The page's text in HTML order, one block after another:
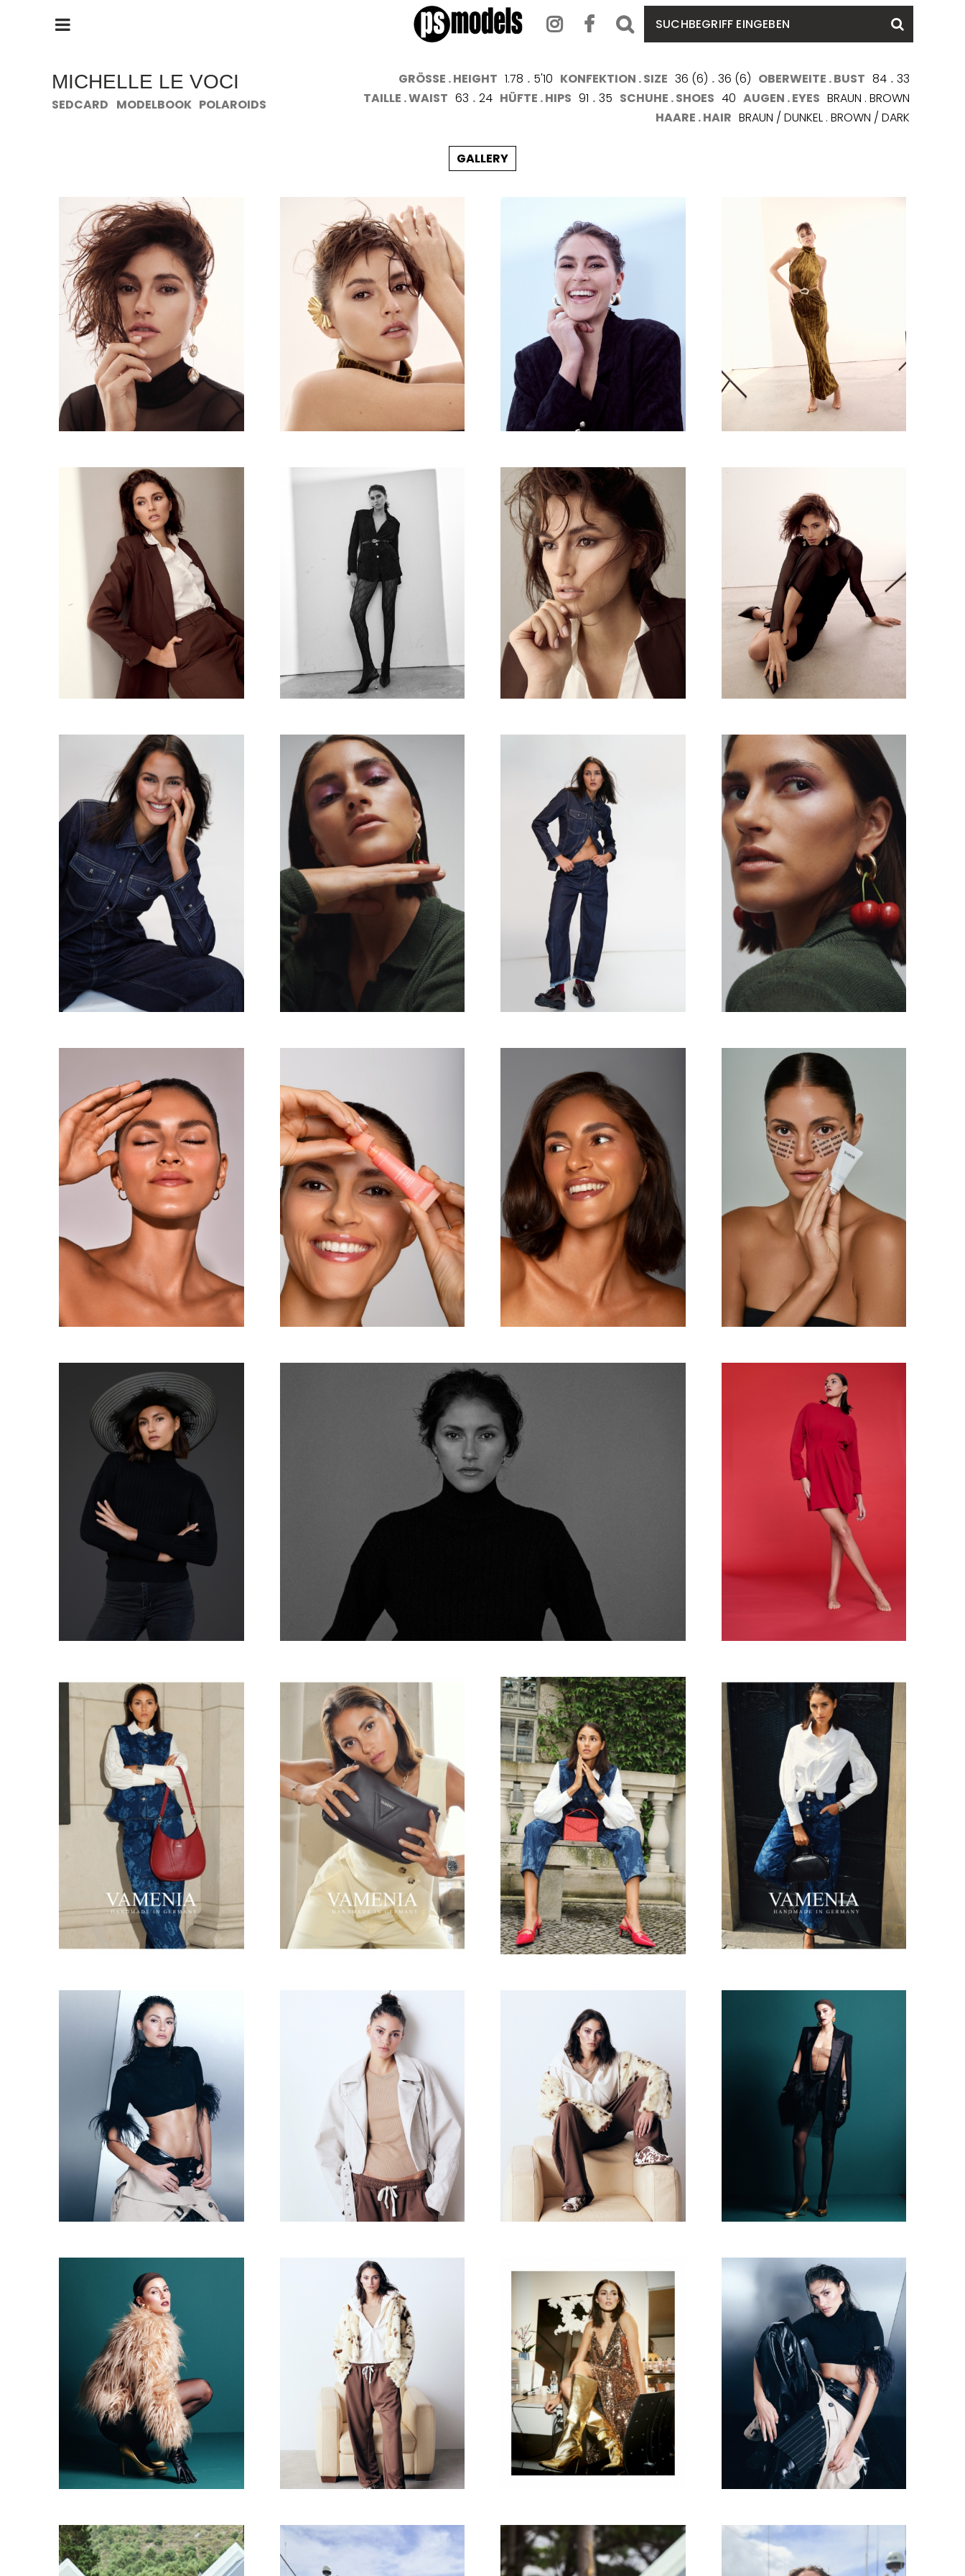
EINGEBEN
HAUPTMENÜ
MICHELLE LE VOCI
SEDCARD MODELBOOK POLAROIDS
GRÖSSE . HEIGHT 1.78 . 5'10 KONFEKTION . SIZE 36 (6) . 36 (6) OBERWEITE . BUST 84 . 33
TAILLE . WAIST 63 . 24 HÜFTE . HIPS 91 . 35 SCHUHE . SHOES 40 AUGEN . EYES BRAUN . BROWN
HAARE . HAIR BRAUN / DUNKEL . BROWN / DARK
GALLERY